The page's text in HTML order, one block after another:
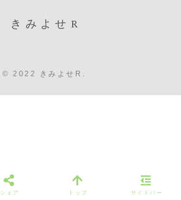
きみよせR
© 2022 きみよせR.
シェア トップ サイドバー